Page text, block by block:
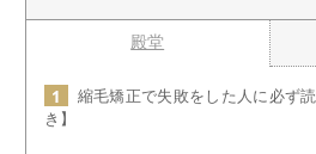
殿堂
縮毛矯正で失敗をした人に必ず
き】